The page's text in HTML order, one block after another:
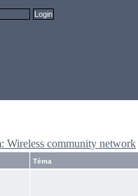
Téma